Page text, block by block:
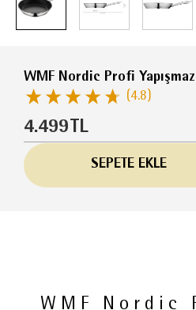
WMF Nordic Profi
(4.8)
4.499 TL
SEPETE EKLE
WMF Nordic